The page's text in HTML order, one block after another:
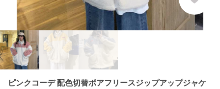
ピンクコーデ 配色切替ボアフリースジップアップジャケ